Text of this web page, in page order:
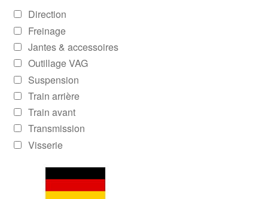
Direction
Freinage
Jantes & accessoires
Outillage VAG
Suspension
Train arrière
Train avant
Transmission
Visserie